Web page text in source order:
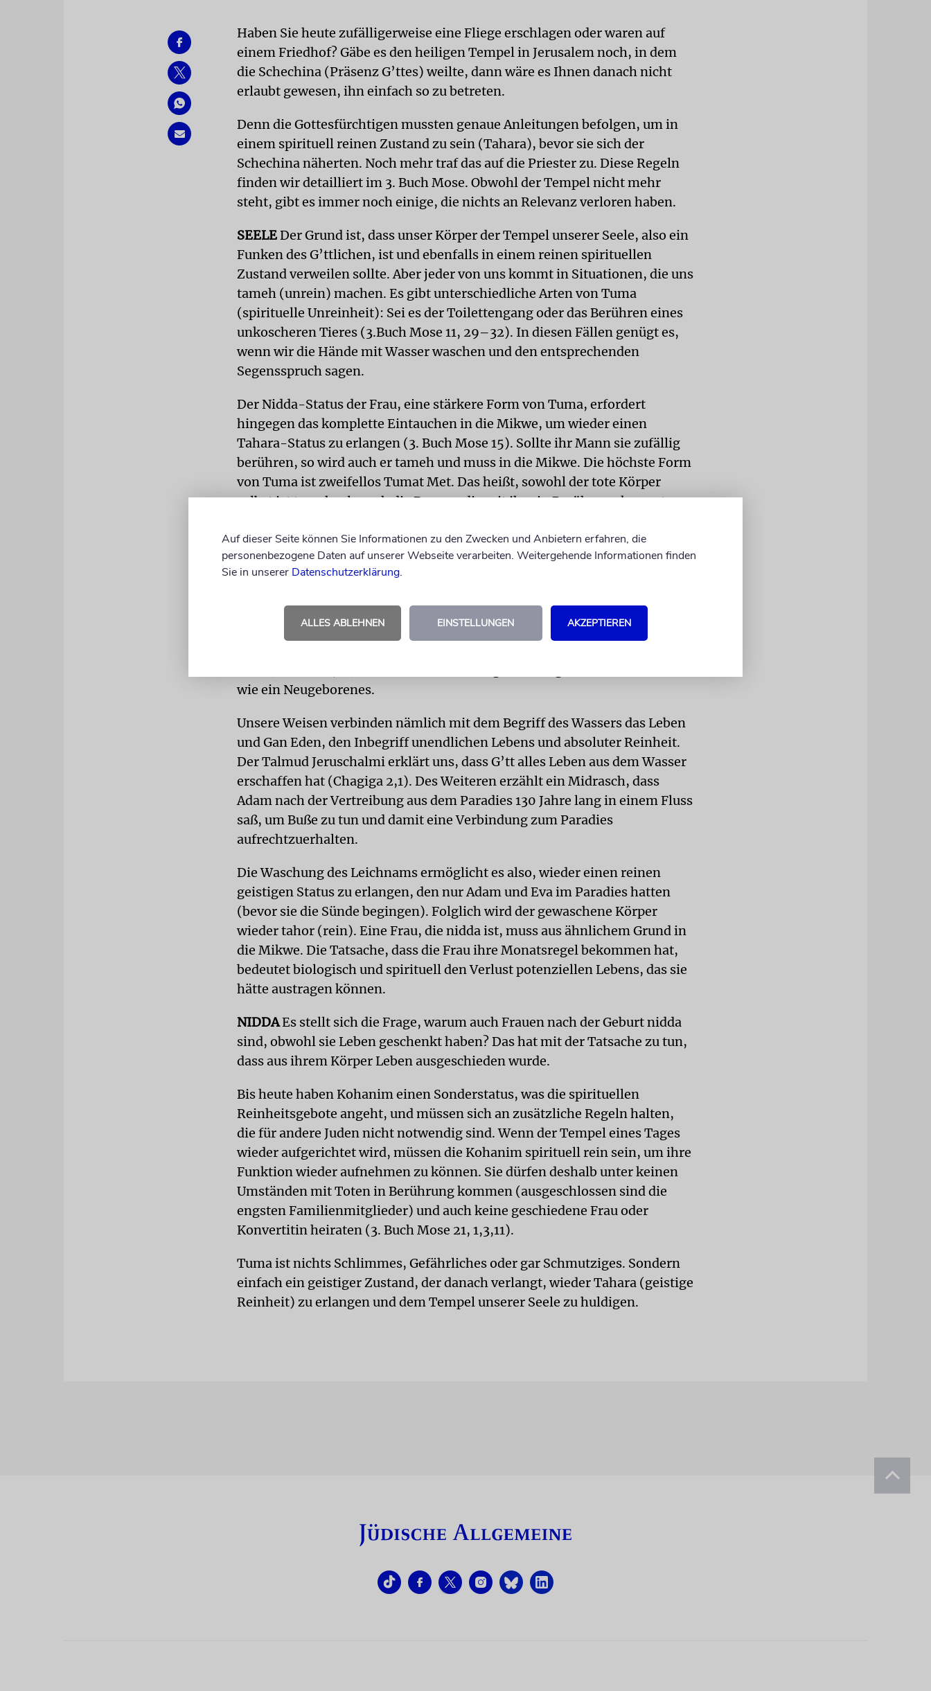
Haben Sie heute zufälligerweise eine Fliege erschlagen oder waren auf
einem Friedhof? Gäbe es den heiligen Tempel in Jerusalem noch, in dem
die Schechina (Präsenz G’ttes) weilte, dann wäre es Ihnen danach nicht
erlaubt gewesen, ihn einfach so zu betreten.
Denn die Gottesfürchtigen mussten genaue Anleitungen befolgen, um in
einem spirituell reinen Zustand zu sein (Tahara), bevor sie sich der
Schechina näherten. Noch mehr traf das auf die Priester zu. Diese Regeln
finden wir detailliert im 3. Buch Mose. Obwohl der Tempel nicht mehr
steht, gibt es immer noch einige, die nichts an Relevanz verloren haben.
SEELEDer Grund ist, dass unser Körper der Tempel unserer Seele, also ein
Funken des G’ttlichen, ist und ebenfalls in einem reinen spirituellen
Zustand verweilen sollte. Aber jeder von uns kommt in Situationen, die uns
tameh (unrein) machen. Es gibt unterschiedliche Arten von Tuma
(spirituelle Unreinheit): Sei es der Toilettengang oder das Berühren eines
unkoscheren Tieres (3.Buch Mose 11, 29–32). In diesen Fällen genügt es,
wenn wir die Hände mit Wasser waschen und den entsprechenden
Segensspruch sagen.
Der Nidda-Status der Frau, eine stärkere Form von Tuma, erfordert
hingegen das komplette Eintauchen in die Mikwe, um wieder einen
Tahara-Status zu erlangen (3. Buch Mose 15). Sollte ihr Mann sie zufällig
berühren, so wird auch er tameh und muss in die Mikwe. Die höchste Form
von Tuma ist zweifellos Tumat Met. Das heißt, sowohl der tote Körper
selbst ist tameh, als auch die Person, die mit ihm in Berührung kommt.
hygienischer Sauberkeit zu tun, sondern ist ein rein spirituelles Konzept.
LEICHNAMObwohl im Tanach nichts Konkretes über die spezifische
dass es wichtig ist, eine rituelle Waschung zu vollziehen, damit der leblose
Körper wieder eine Form von Tahara erhält. Abgeleitet wird das vom Vers:
wie ein Neugeborenes.
Unsere Weisen verbinden nämlich mit dem Begriff des Wassers das Leben
und Gan Eden, den Inbegriff unendlichen Lebens und absoluter Reinheit.
Der Talmud Jeruschalmi erklärt uns, dass G’tt alles Leben aus dem Wasser
erschaffen hat (Chagiga 2,1). Des Weiteren erzählt ein Midrasch, dass
Adam nach der Vertreibung aus dem Paradies 130 Jahre lang in einem Fluss
saß, um Buße zu tun und damit eine Verbindung zum Paradies
aufrechtzuerhalten.
Die Waschung des Leichnams ermöglicht es also, wieder einen reinen
geistigen Status zu erlangen, den nur Adam und Eva im Paradies hatten
(bevor sie die Sünde begingen). Folglich wird der gewaschene Körper
wieder tahor (rein). Eine Frau, die nidda ist, muss aus ähnlichem Grund in
die Mikwe. Die Tatsache, dass die Frau ihre Monatsregel bekommen hat,
bedeutet biologisch und spirituell den Verlust potenziellen Lebens, das sie
hätte austragen können.
NIDDAEs stellt sich die Frage, warum auch Frauen nach der Geburt nidda
sind, obwohl sie Leben geschenkt haben? Das hat mit der Tatsache zu tun,
dass aus ihrem Körper Leben ausgeschieden wurde.
Bis heute haben Kohanim einen Sonderstatus, was die spirituellen
Reinheitsgebote angeht, und müssen sich an zusätzliche Regeln halten,
die für andere Juden nicht notwendig sind. Wenn der Tempel eines Tages
wieder aufgerichtet wird, müssen die Kohanim spirituell rein sein, um ihre
Funktion wieder aufnehmen zu können. Sie dürfen deshalb unter keinen
Umständen mit Toten in Berührung kommen (ausgeschlossen sind die
engsten Familienmitglieder) und auch keine geschiedene Frau oder
Konvertitin heiraten (3. Buch Mose 21, 1,3,11).
Tuma ist nichts Schlimmes, Gefährliches oder gar Schmutziges. Sondern
einfach ein geistiger Zustand, der danach verlangt, wieder Tahara (geistige
Reinheit) zu erlangen und dem Tempel unserer Seele zu huldigen.
Auf dieser Seite können Sie Informationen zu den Zwecken und Anbietern erfahren, die
personenbezogene Daten auf unserer Webseite verarbeiten. Weitergehende Informationen finden
Sie in unserer Datenschutzerklärung.
ALLES ABLEHNEN EINSTELLUNGEN AKZEPTIEREN